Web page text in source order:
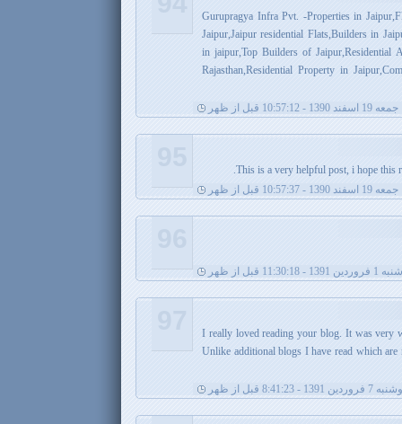
Gurupragya Infra Pvt. -Properties in
Jaipur,Jaipur residential Flats,Builders in
in jaipur,Top Builders of Jaipur,Residential
Rajasthan,Residential Property in
جمعه 19 اسفند 1390 - 10:57:12 قبل از ظهر
This is a very helpful post, i hope this
جمعه 19 اسفند 1390 - 10:57:37 قبل از ظهر
- 11:30:18 قبل از ظهر
I really loved reading your blog. It was very
Unlike additional blogs I have read which
1391 - 8:41:23 قبل از ظهر